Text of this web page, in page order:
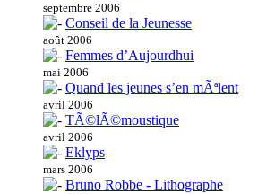
septembre 2006
Conseil de la Jeunesse
août 2006
Femmes d’Aujourdhui
mai 2006
Quand les jeunes s’en mÃªlent
avril 2006
TÃ©lÃ©moustique
avril 2006
Eklyps
mars 2006
Bruno Robbe - Lithographe